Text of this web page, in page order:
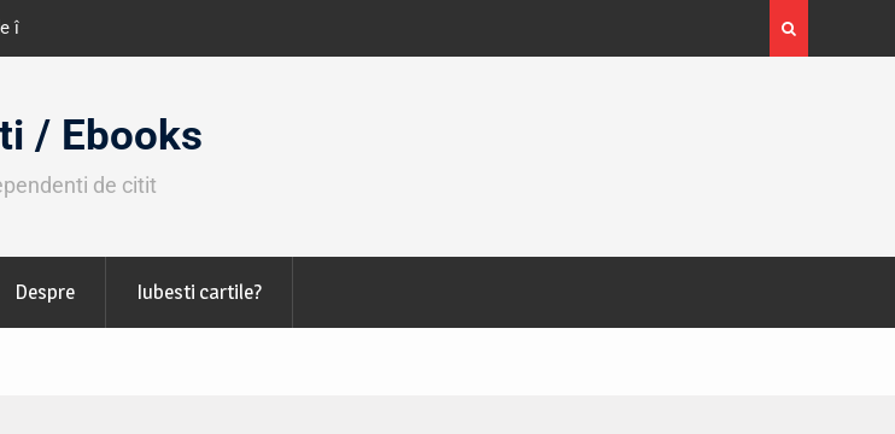
octombrie
Expoziția Brâncuși de la Timișoara a atras peste
130.000 de vizitatori
/ Ebooks
de citit
Despre Iubesti cartile?